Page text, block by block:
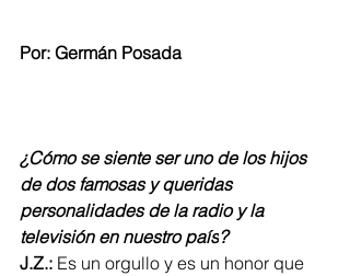
Por: Germán Posada
¿Cómo se siente ser uno de los hijos
de dos famosas y queridas
personalidades de la radio y la
televisión en nuestro país?
J.Z.: Es un orgullo y es un honor que